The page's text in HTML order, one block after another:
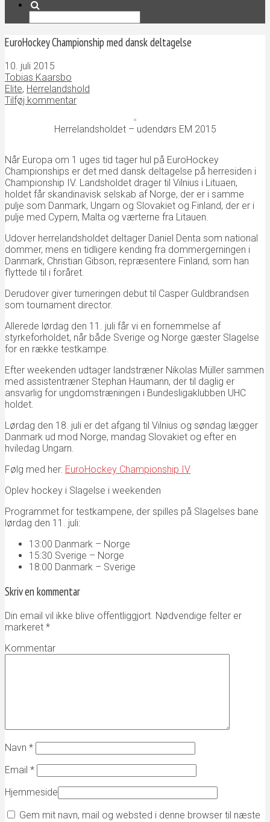
EuroHockey Championship med dansk deltagelse
10. juli 2015
Tobias Kaarsbo
Elite, Herrelandshold
Tilføj kommentar
Herrelandsholdet – udendørs EM 2015
Når Europa om 1 uges tid tager hul på EuroHockey
Championships er det med dansk deltagelse på herresiden i
Championship IV. Landsholdet drager til Vilnius i Lituaen,
holdet får skandinavisk selskab af Norge, der er i samme
pulje som Danmark, Ungarn og Slovakiet og Finland, der er i
pulje med Cypern, Malta og værterne fra Litauen.
Udover herrelandsholdet deltager Daniel Denta som national
dommer, mens en tidligere kending fra dommergerningen i
Danmark, Christian Gibson, repræsentere Finland, som han
flyttede til i foråret.
Derudover giver turneringen debut til Casper Guldbrandsen
som tournament director.
Allerede lørdag den 11. juli får vi en fornemmelse af
styrkeforholdet, når både Sverige og Norge gæster Slagelse
for en række testkampe.
Efter weekenden udtager landstræner Nikolas Müller sammen
med assistentræner Stephan Haumann, der til daglig er
ansvarlig for ungdomstræningen i Bundesligaklubben UHC
holdet.
Lørdag den 18. juli er det afgang til Vilnius og søndag lægger
Danmark ud mod Norge, mandag Slovakiet og efter en
hviledag Ungarn.
Følg med her: EuroHockey Championship IV
Oplev hockey i Slagelse i weekenden
Programmet for testkampene, der spilles på Slagelses bane
lørdag den 11. juli:
13:00 Danmark – Norge
15:30 Sverige – Norge
18:00 Danmark – Sverige
Skriv en kommentar
Din email vil ikke blive offentliggjort. Nødvendige felter er
markeret *
Kommentar
Navn *
Email *
Hjemmeside
Gem mit navn, mail og websted i denne browser til næste